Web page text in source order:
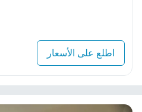
اطلع على الأسعار